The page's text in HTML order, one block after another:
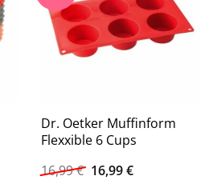
Dr. Oetker Muffinform
Flexxible 6 Cups
16,99€ Ursprünglicher
Preis
16,99€Aktueller